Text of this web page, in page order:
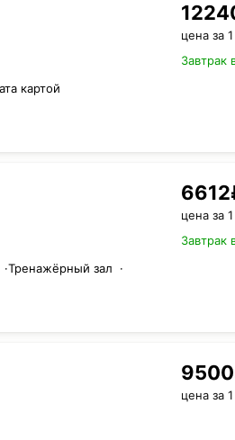
картой
цена за
Завтрак
·Тренажёрный зал ·
цена за
Завтрак
цена за